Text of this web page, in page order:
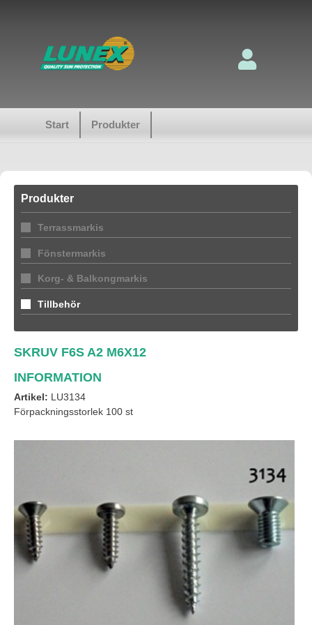
Start Produkter
Produkter
Terrassmarkis
Fönstermarkis
Korg- & Balkongmarkis
Tillbehör
SKRUV F6S A2 M6X12
INFORMATION
Artikel: LU3134
Förpackningsstorlek 100 st